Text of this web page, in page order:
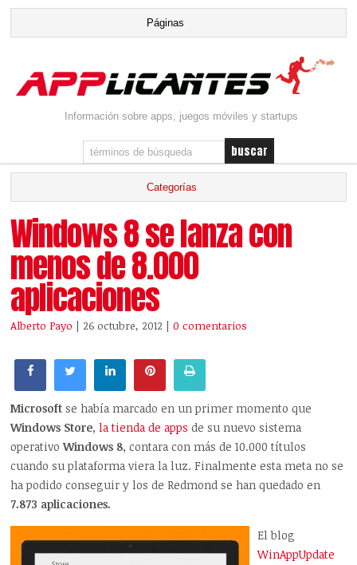
Información sobre apps, juegos móviles y startups
Windows 8 se lanza con
menos de 8.000
aplicaciones
Alberto Payo | 26 octubre, 2012 |0 comentarios
Microsoft se había marcado en un primer momento que
Windows Store,la tienda de apps de su nuevo sistema
operativoWindows 8, contara con más de 10.000 títulos
cuando su plataforma viera la luz. Finalmente esta meta no se
ha podido conseguir y los de Redmond se han quedado en
7.873 aplicaciones.
El blog
WinAppUpdate